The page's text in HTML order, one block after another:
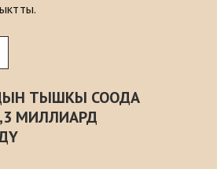
ТЫШКЫ СООДА
МИЛЛИАРД